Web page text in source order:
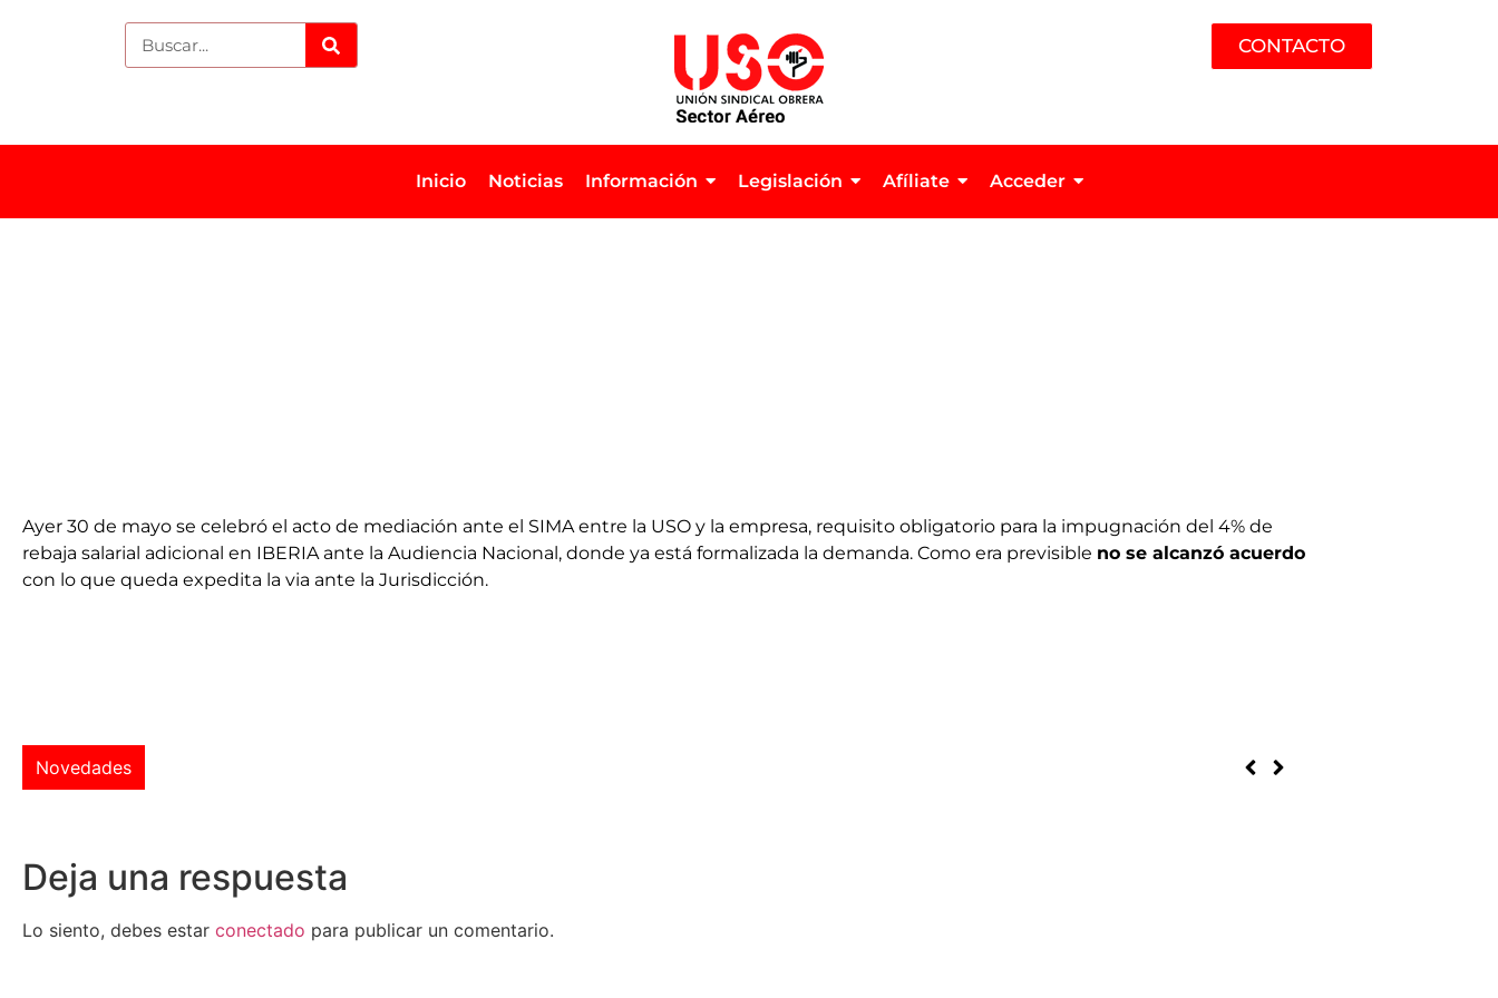
CONTACTO
Inicio Noticias Información Legislación Afíliate Acceder
Ayer 30 de mayo se celebró el acto de mediación ante el SIMA entre la USO y la empresa, requisito obligatorio para la impugnación del 4% de
rebaja salarial adicional en IBERIA ante la Audiencia Nacional, donde ya está formalizada la demanda. Como era previsible no se alcanzó acuerdo
con lo que queda expedita la via ante la Jurisdicción.
Novedades
Deja una respuesta
Lo siento, debes estar conectado para publicar un comentario.